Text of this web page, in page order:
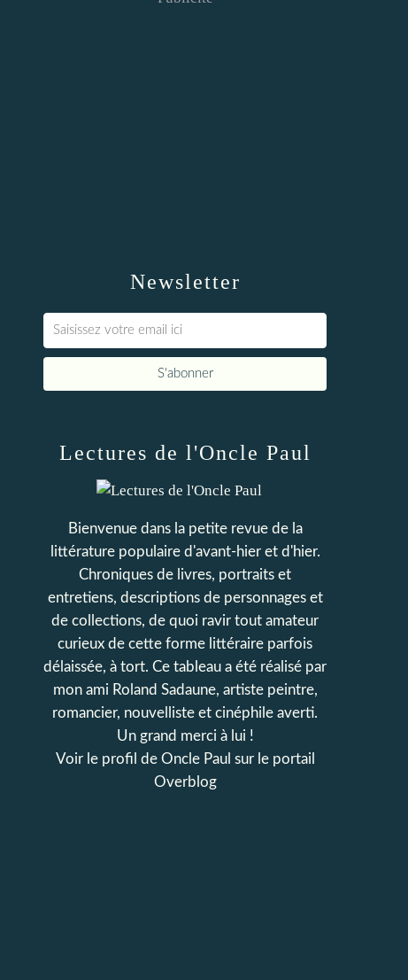
Newsletter
Lectures de l'Oncle Paul
Bienvenue dans la petite revue de la
littérature populaire d'avant-hier et d'hier.
Chroniques de livres, portraits et
entretiens, descriptions de personnages et
de collections, de quoi ravir tout amateur
curieux de cette forme littéraire parfois
délaissée, à tort. Ce tableau a été réalisé par
mon ami Roland Sadaune, artiste peintre,
romancier, nouvelliste et cinéphile averti.
Un grand merci à lui !
Voir le profil de Oncle Paul sur le portail
Overblog